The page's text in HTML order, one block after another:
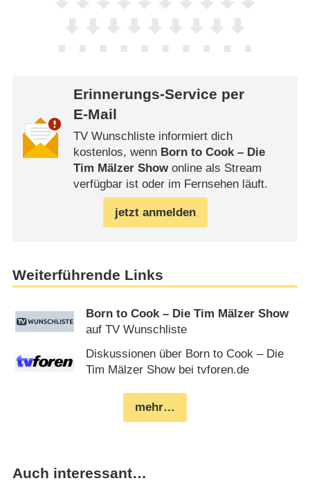
Erinnerungs-Service per
E-Mail
TV Wunschliste informiert dich
kostenlos, wenn Born to Cook – Die
Tim Mälzer Showonline als Stream
verfügbar ist oder im Fernsehen läuft.
jetzt anmelden
Weiterführende Links
Born to Cook – Die Tim Mälzer Show
auf TV Wunschliste
Diskussionen über Born to Cook – Die
Tim Mälzer Show bei tvforen.de
mehr…
Auch interessant…